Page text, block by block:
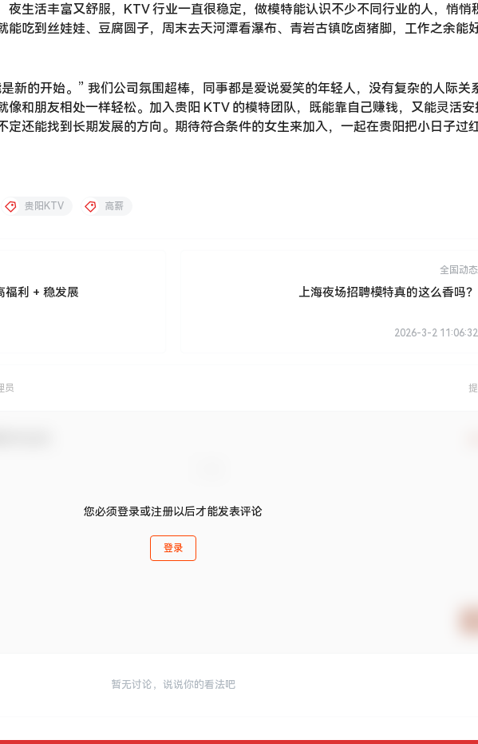
夜生活丰富又舒服，KTV 行业一直很稳定，做模特能认识不少不同行业的人，悄悄
能吃到丝娃娃、豆腐圆子，周末去天河潭看瀑布、青岩古镇吃卤猪脚，工作之余能
新的开始。” 我们公司氛围超棒，同事都是爱说爱笑的年轻人，没有复杂的人际关
像和朋友相处一样轻松。加入贵阳 KTV 的模特团队，既能靠自己赚钱，又能灵活安
定还能找到长期发展的方向。期待符合条件的女生来加入，一起在贵阳把小日子过
贵阳KTV 高薪
福利 + 稳发展
全国动态
上海夜场招聘模特真的这么香吗？
2026-3-2 11:06:32
员
您必须登录或注册以后才能发表评论
登录
暂无讨论，说说你的看法吧